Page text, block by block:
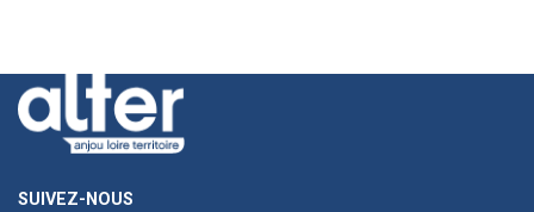
SUIVEZ-NOUS